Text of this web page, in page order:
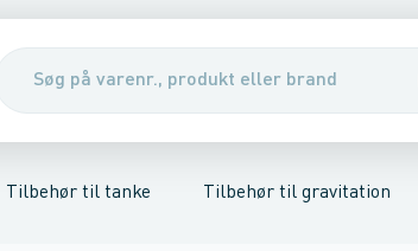
& udskillerePumper, pumpebrønde
Tilbehør til tanke Tilbehør til gravitation
til samletankeTilbehør til regnvandstanke